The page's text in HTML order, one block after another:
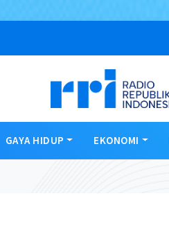
GAYA HIDUP EKONOMI